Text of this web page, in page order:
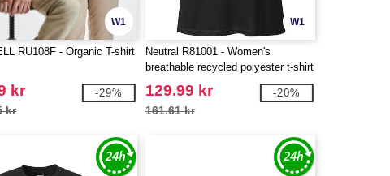
W1
RU108F - Organic T-shirt
kr
kr
-29%
W1
Neutral R81001 - Women's
breathable recycled polyester t-shirt
129.99 kr
161.61 kr
-20%